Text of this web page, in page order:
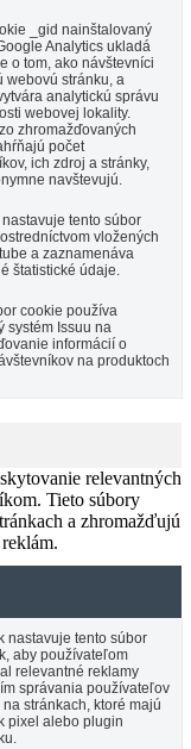
_gid nainštalovaný
Analytics ukladá
o tom, ako návštevníci
webovú stránku, a
analytickú správu
webovej lokality.
zhromažďovaných
počet
ich zdroj a stránky,
navštevujú.
tento súbor
vložených
a zaznamenáva
štatistické údaje.
cookie používa
systém Issuu na
informácií o
na produktoch
relevantných
Tieto súbory
a zhromažďujú
nastavuje tento súbor
aby používateľom
relevantné reklamy
správania používateľov
stránkach, ktoré majú
pixel alebo plugin